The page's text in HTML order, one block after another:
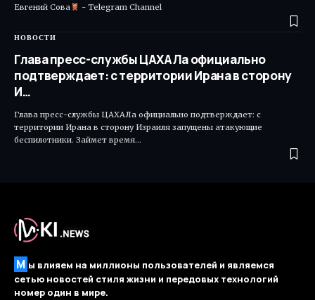
Евгений Сова
- Telegram Channel
НОВОСТИ
Глава пресс-службы ЦАХАЛа официально
подтверждает: с территории Ирана в сторону
И…
Глава пресс-службы ЦАХАЛа официально подтверждает: с
территории Ирана в сторону Израиля запущены атакующие
беспилотники. Займет время…
М ы влияем на миллионы пользователей и являемся
сетью новостей стиля жизни и передовых технологий
номер один в мире.